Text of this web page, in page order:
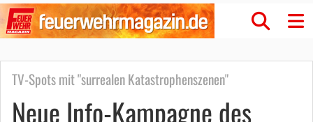
TV-Spots mit "surrealen Katastrophenszenen"
Neue Info-Kampagne des